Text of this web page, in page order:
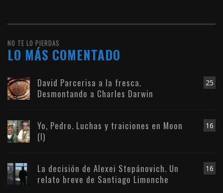
NO TE LO PIERDAS
LO MÁS COMENTADO
25
David Parcerisa a la fresca.
Desmontando a Charles Darwin
16
Yo, Pedro. Luchas y traiciones en Moon
(I)
16
La decisión de Alexei Stepánovich. Un
relato breve de Santiago Limonche